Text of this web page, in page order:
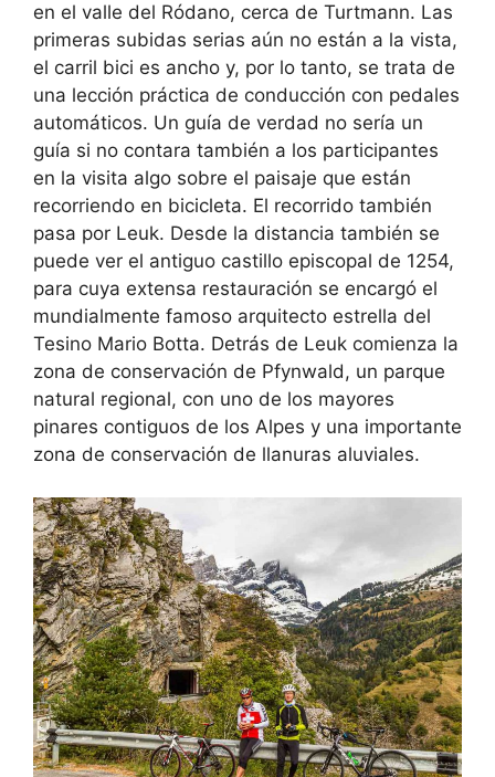
en el valle del Ródano, cerca de Turtmann. Las
primeras subidas serias aún no están a la vista,
el carril bici es ancho y, por lo tanto, se trata de
una lección práctica de conducción con pedales
automáticos. Un guía de verdad no sería un
guía si no contara también a los participantes
en la visita algo sobre el paisaje que están
recorriendo en bicicleta. El recorrido también
pasa por Leuk. Desde la distancia también se
puede ver el antiguo castillo episcopal de 1254,
para cuya extensa restauración se encargó el
mundialmente famoso arquitecto estrella del
Tesino Mario Botta. Detrás de Leuk comienza la
zona de conservación de Pfynwald, un parque
natural regional, con uno de los mayores
pinares contiguos de los Alpes y una importante
zona de conservación de llanuras aluviales.